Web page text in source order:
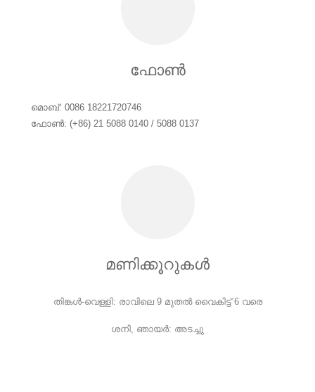
ഫോൺ
മൊബ്: 0086 18221720746
ഫോൺ: (+86) 21 5088 0140 / 5088 0137
മണിക്കൂറുകൾ
തിങ്കൾ-വെള്ളി: രാവിലെ 9 മുതൽ വൈകിട്ട് 6 വരെ
ശനി, ഞായർ: അടച്ചു